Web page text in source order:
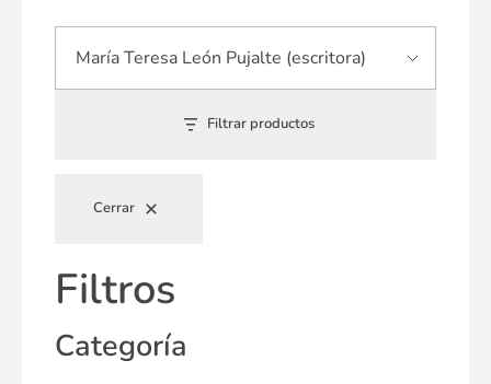
Filtrar productos
Cerrar
Filtros
Categoría